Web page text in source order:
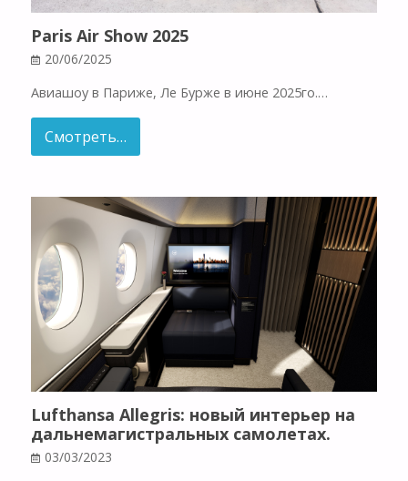
Paris Air Show 2025
20/06/2025
Авиашоу в Париже, Ле Бурже в июне 2025го.…
Смотреть…
Lufthansa Allegris: новый интерьер на
дальнемагистральных самолетах.
03/03/2023